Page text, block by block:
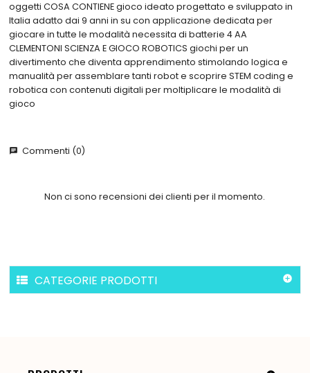
oggetti COSA CONTIENE gioco ideato progettato e sviluppato in
Italia adatto dai 9 anni in su con applicazione dedicata per
giocare in tutte le modalità necessita di batterie 4 AA
CLEMENTONI SCIENZA E GIOCO ROBOTICS giochi per un
divertimento che diventa apprendimento stimolando logica e
manualità per assemblare tanti robot e scoprire STEM coding e
robotica con contenuti digitali per moltiplicare le modalità di
gioco
chat Commenti (0)
Non ci sono recensioni dei clienti per il momento.
CATEGORIE PRODOTTI 